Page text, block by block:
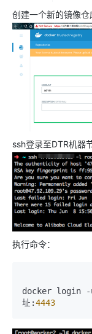
创建一个新的镜像
ssh登录至DTR机器
执行命令：
docker login -
址:4443